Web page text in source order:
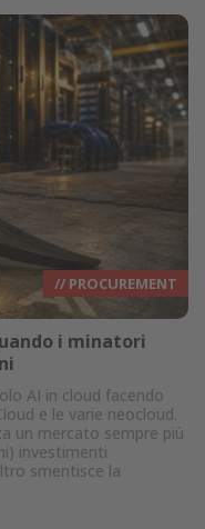
// PROCUREMENT
i minatori
AI in cloud facendo
e le varie neocloud.
un mercato sempre più
investimenti
smentisce la